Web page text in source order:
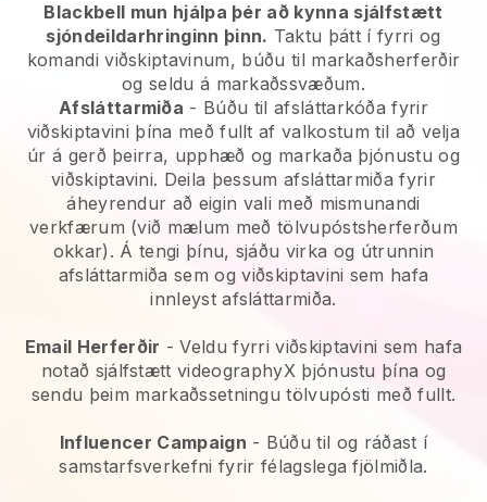
Blackbell mun hjálpa þér að kynna sjálfstætt
sjóndeildarhringinn þinn. Taktu þátt í fyrri og
komandi viðskiptavinum, búðu til markaðsherferðir
og seldu á markaðssvæðum.
Afsláttarmiða - Búðu til afsláttarkóða fyrir
viðskiptavini þína með fullt af valkostum til að velja
úr á gerð þeirra, upphæð og markaða þjónustu og
viðskiptavini. Deila þessum afsláttarmiða fyrir
áheyrendur að eigin vali með mismunandi
verkfærum (við mælum með tölvupóstsherferðum
okkar). Á tengi þínu, sjáðu virka og útrunnin
afsláttarmiða sem og viðskiptavini sem hafa
innleyst afsláttarmiða.
Email Herferðir - Veldu fyrri viðskiptavini sem hafa
notað sjálfstætt videographyX þjónustu þína og
sendu þeim markaðssetningu tölvupósti með fullt.
Influencer Campaign - Búðu til og ráðast í
samstarfsverkefni fyrir félagslega fjölmiðla.